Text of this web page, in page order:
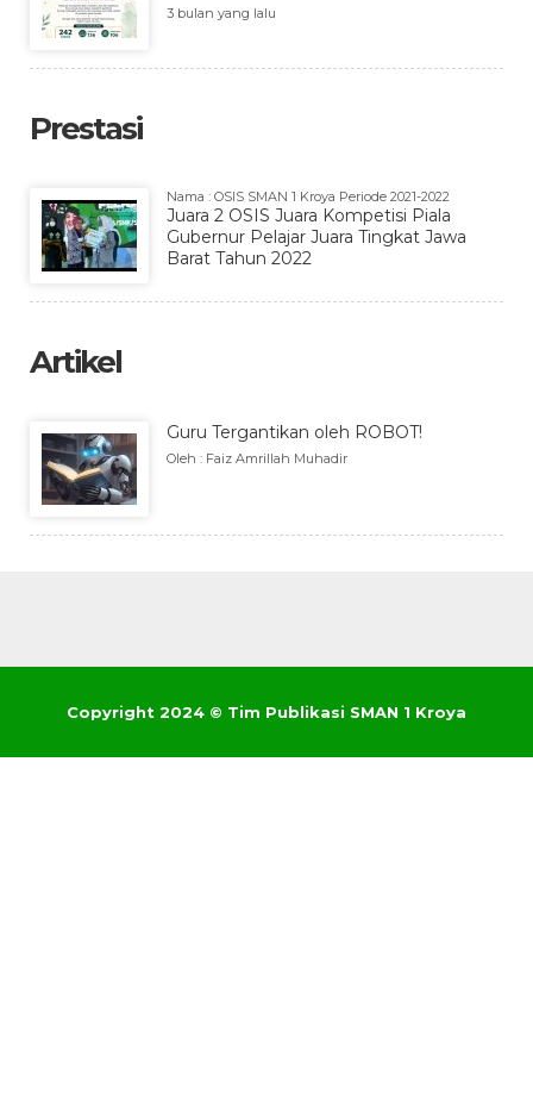
3 bulan yang lalu
Prestasi
Nama : OSIS SMAN 1 Kroya Periode 2021-2022
Juara 2 OSIS Juara Kompetisi Piala
Gubernur Pelajar Juara Tingkat Jawa
Barat Tahun 2022
Artikel
Guru Tergantikan oleh ROBOT!
Oleh : Faiz Amrillah Muhadir
Copyright 2024 © Tim Publikasi SMAN 1 Kroya